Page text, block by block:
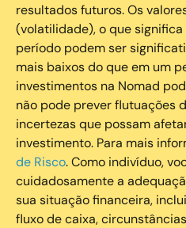
resultados futuros. Os
(volatilidade), o que
período podem ser
mais baixos do que em um
investimentos na Nomad
não pode prever flutuações
incertezas que possam
investimento. Para mais
de Risco. Como indivíduo,
cuidadosamente a
sua situação financeira,
fluxo de caixa,